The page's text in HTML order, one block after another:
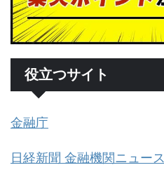
役立つサイト
金融庁
日経新聞 金融機関ニュース